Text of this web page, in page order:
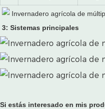
3: Sistemas principales
Si estás interesado en mis